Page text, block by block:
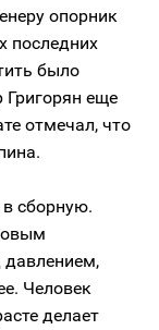
опорник
последних
было
Григорян еще
отмечал, что
сборную.
давлением,
Человек
делает